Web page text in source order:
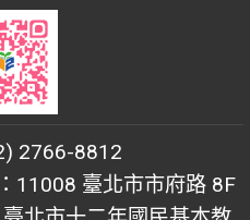
2766-8812
11008 臺北市市府路 8F